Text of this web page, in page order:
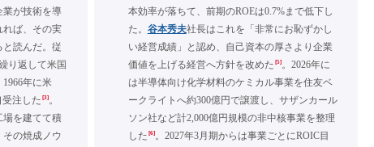
業が技術を導
れば、その実
読んだ。従
り返して米国
年に米
注した [3]。
場を建てて積
の焼成ノウ
本効率が落ちて、前期のROEは0.7%まで低下し
た。 谷本秀夫社長はこれを「非常にお恥ずかし
い経営成績」と認め、自己資本の厚さより企業
価値を上げる経営へ方針を改めた [5]。2026年に
は半導体向け化学材料のケミカル事業を住友ベ
ークライトへ約300億円で譲渡し、サザンカール
ソン社など計2,000億円規模の非中核事業を整理
した [6]。2027年3月期からは事業ごとにROIC目